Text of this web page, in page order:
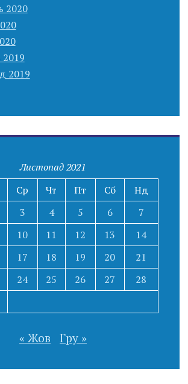
2020
2019
Листопад 2021
Ср Чт Пт Сб
Нд
3 4 5 6
7
10 11 12 13
14
17 18 19 20
21
24 25 26 27
28
« Жов Гру »